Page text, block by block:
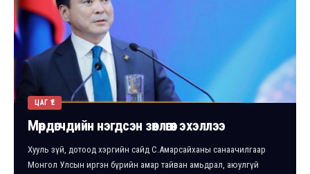
ЦАГ ҮЕ
Мөрдөгчдийн нэгдсэн зөвлөгөөн эхэллээ
Хууль зүй, дотоод хэргийн сайд С.Амарсайханы санаачилгаар
Монгол Улсын иргэн бүрийн амар тайван амьдрал, аюулгүй